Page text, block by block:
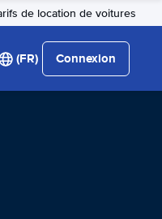
de location de voitures
(FR) Connexion